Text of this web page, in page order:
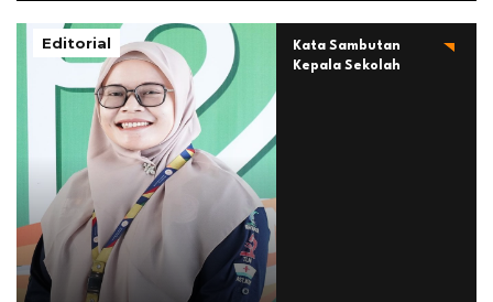
Editorial
Kata Sambutan
Kepala Sekolah